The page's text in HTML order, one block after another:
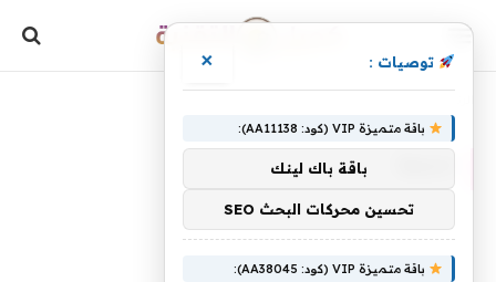
توصيات : ×
باقة متميزة VIP (كود: AA11138):
باقة باك لينك
تحسين محركات البحث SEO
باقة متميزة VIP (كود: AA38045):